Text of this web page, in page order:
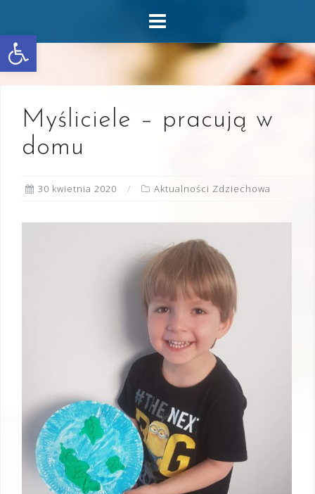
Otwórz pasek narzędzi
content
Myśliciele – pracują w
domu
30 kwietnia 2020 Aktualności Zdziechowa